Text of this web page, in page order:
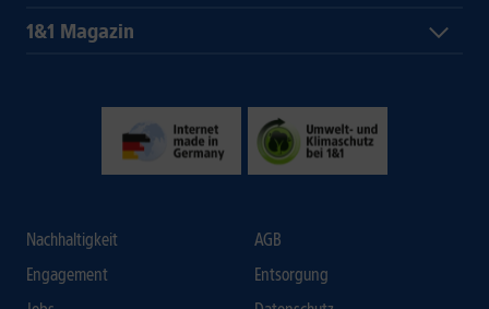
1&1 Magazin
Nachhaltigkeit
Engagement
AGB
Entsorgung